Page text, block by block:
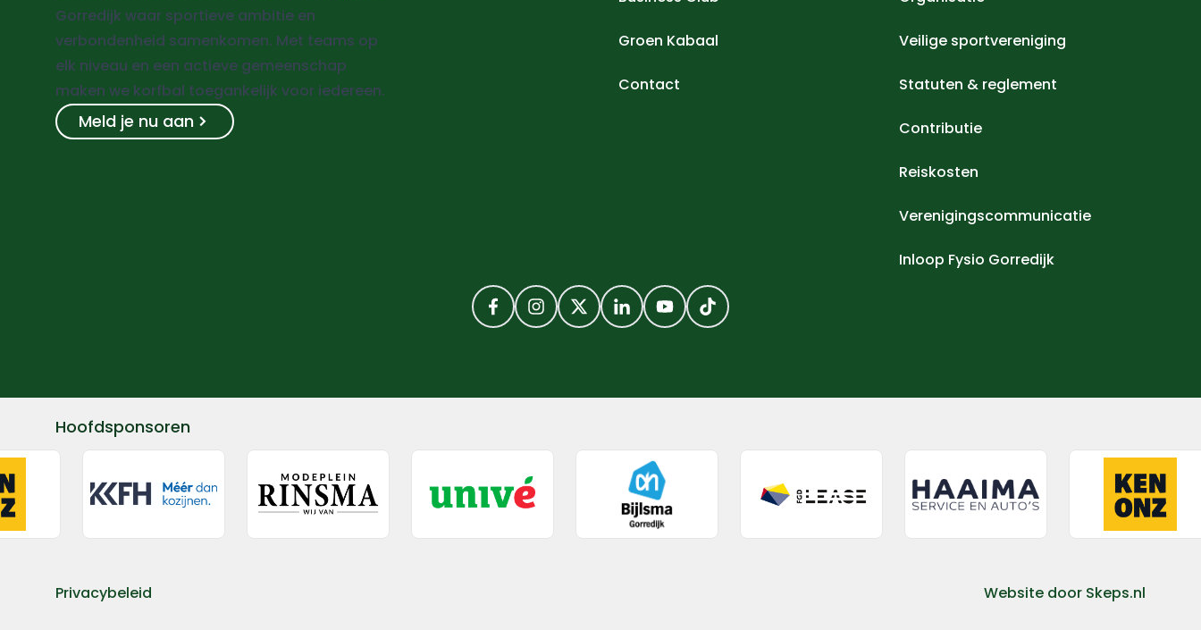
Gorredijk waar sportieve ambitie en
verbondenheid samenkomen. Met teams op
elk niveau en een actieve gemeenschap
maken we korfbal toegankelijk voor iedereen.
Meld je nu aan
Groen Kabaal
Contact
Veilige sportvereniging
Statuten & reglement
Contributie
Reiskosten
Verenigingscommunicatie
Inloop Fysio Gorredijk
FacebookInstagram
TwitterLinkedInYouTubeTikTok
Hoofdsponsoren
Privacybeleid Website door Skeps.nl